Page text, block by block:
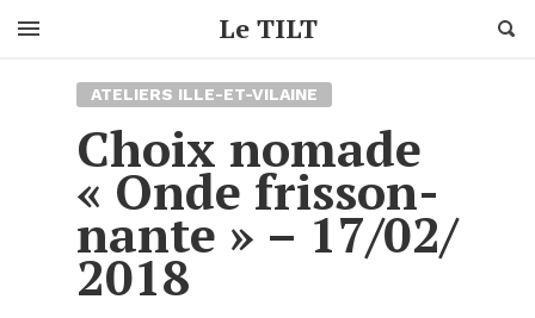
Le TILT
ATELIERS ILLE-ET-VILAINE
Choix no­made
« Onde fris­son­
nante » – 17/​02/​
2018